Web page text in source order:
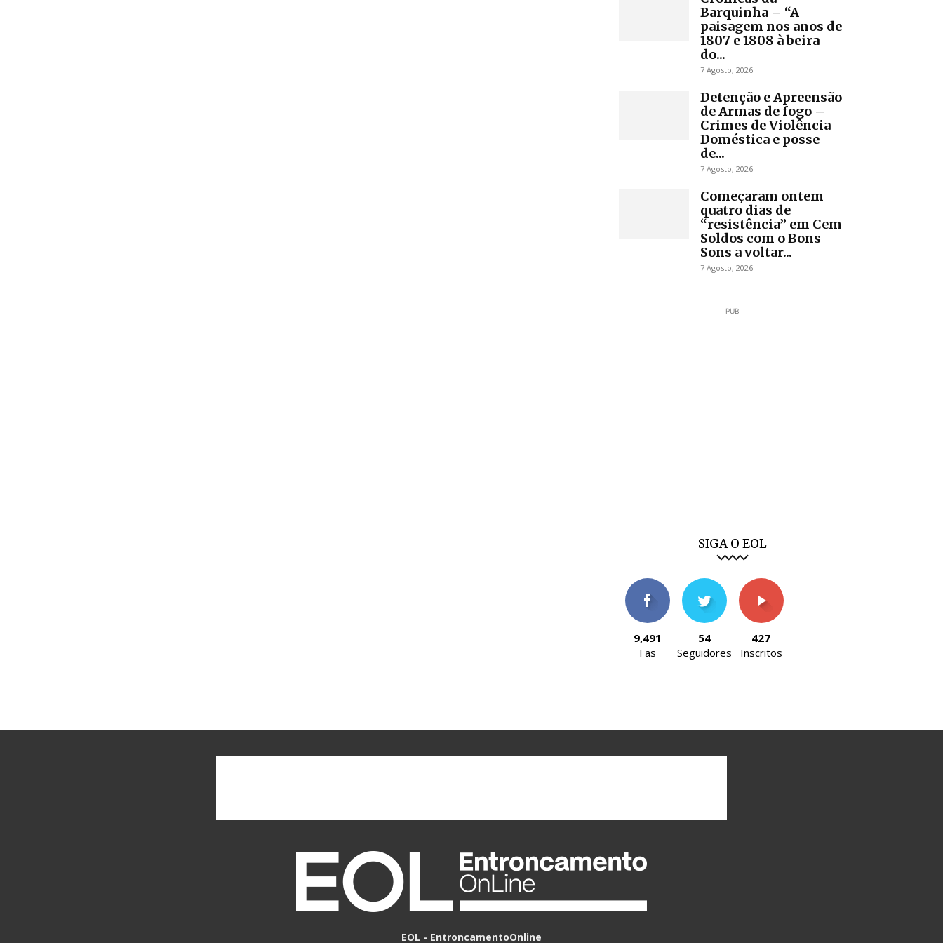
Barquinha – “A
paisagem nos anos de
1807 e 1808 à beira
do...
7 Agosto, 2026
Detenção e Apreensão
de Armas de fogo –
Crimes de Violência
Doméstica e posse
de...
7 Agosto, 2026
Começaram ontem
quatro dias de
“resistência” em Cem
Soldos com o Bons
Sons a voltar...
7 Agosto, 2026
PUB
SIGA O EOL
9,491
Fãs
54
Seguidores
427
Inscritos
EOL - EntroncamentoOnline